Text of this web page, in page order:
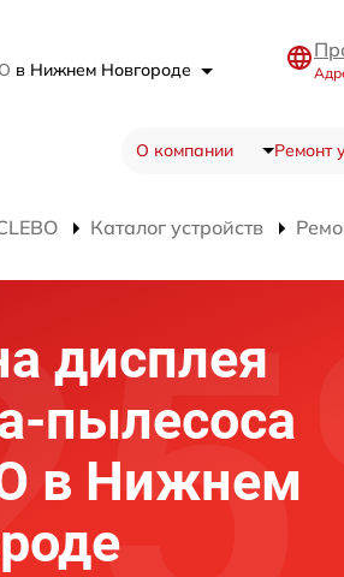
в Нижнем Новгороде
О компании Ремонт
Каталог устройств
дисплея
пылесоса
в Нижнем